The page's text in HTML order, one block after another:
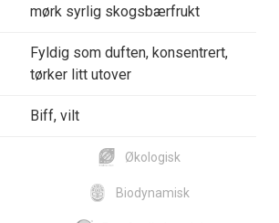
mørk syrlig skogsbærfrukt
Fyldig som duften, konsentrert,
tørker litt utover
Biff, vilt
Økologisk
Biodynamisk